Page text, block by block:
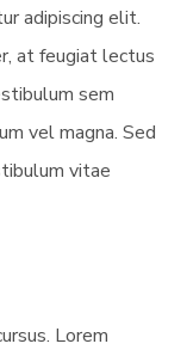
adipiscing elit.
at feugiat lectus
sem
vel magna. Sed
vitae
Lorem